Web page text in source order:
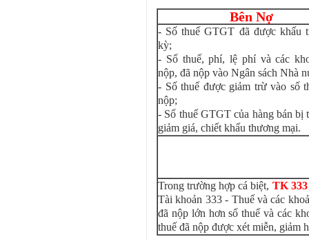
Bên Nợ
- Số thuế GTGT đã được khấu
kỳ;
- Số thuế, phí, lệ phí và các
nộp, đã nộp vào Ngân sách Nhà
- Số thuế được giảm trừ vào số
nộp;
- Số thuế GTGT của hàng bán bị
giảm giá, chiết khấu thương mại.
Trong trường hợp cá biệt, TK 333
Tài khoản 333 - Thuế và các
đã nộp lớn hơn số thuế và các
thuế đã nộp được xét miễn, giảm